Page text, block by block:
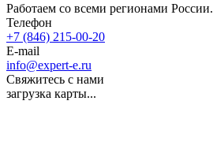
Работаем со всеми регионами России.
Телефон
+7 (846) 215-00-20
E-mail
info@expert-e.ru
Свяжитесь с нами
загрузка карты...